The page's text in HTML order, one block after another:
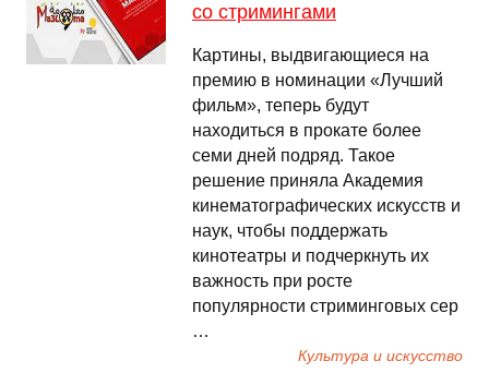
со стримингами
Картины, выдвигающиеся на
премию в номинации «Лучший
фильм», теперь будут
находиться в прокате более
семи дней подряд. Такое
решение приняла Академия
кинематографических искусств и
наук, чтобы поддержать
кинотеатры и подчеркнуть их
важность при росте
популярности стриминговых сер
…
Культура и искусство